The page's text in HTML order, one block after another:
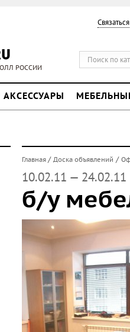
РОССИИ
Главная / Доска объявлений /
10.02.11 — 24.02.11
б/у